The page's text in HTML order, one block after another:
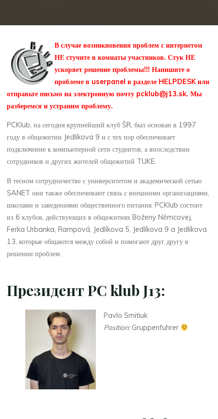
В случае возникновения проблем с интернетом
НЕ стучите в комнаты участников. Стук НЕ
ускоряет решение проблемы!!! Напишите о
проблеме в userpanel в разделе HELPDESK или
отправьте письмо на электронную почту pcklub@j13.sk. Мы
разберемся и устраним проблему.
PCKlub, на сегодня крупнейший клуб ŠR, был основан в 1997
году в общежитии Jedlíkova 9 и с тех пор обеспечивает
подключение к компьютерной сети студентов, а впоследствии
сотрудников и других жителей общежитий TUKE.
В тесном сотрудничестве с университетом и академической сетью
SANET они также обеспечивают связь с внешними организациями,
школами и заведениями общественного питания. PCKlub состоит
из 6 клубов, действующих в общежитиях Boženy Němcovej,
Ferka Urbanka, Rampová, Jedlíkova 5, Jedlíkova 9 a Jedlíkova
13, которые общаются между собой и помогают друг другу в
решении проблем.
Президент PC klub J13:
Pavlo Smitiuk
Position:Gruppenfuhrer